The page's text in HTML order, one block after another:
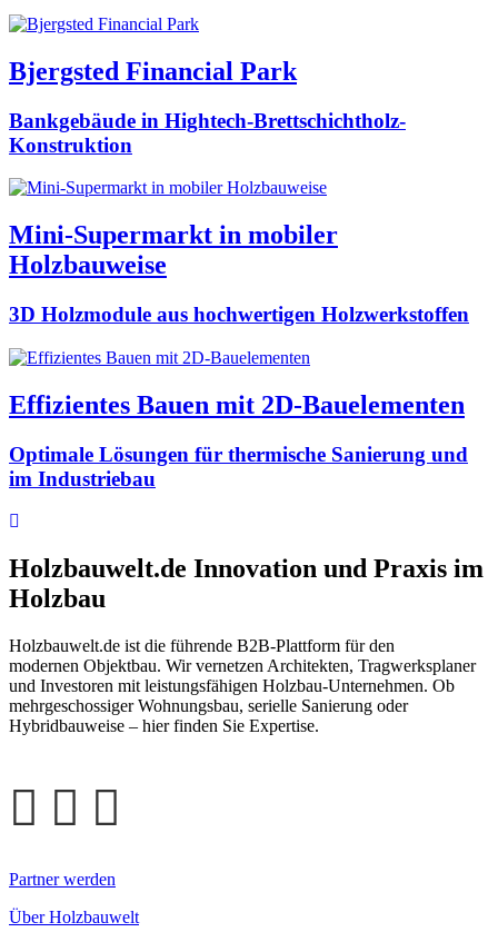
Bjergsted Financial Park
Bankgebäude in Hightech-Brettschichtholz-
Konstruktion
Mini-Supermarkt in mobiler
Holzbauweise
3D Holzmodule aus hochwertigen Holzwerkstoffen
Effizientes Bauen mit 2D-Bauelementen
Optimale Lösungen für thermische Sanierung und
im Industriebau
Holzbauwelt.de Innovation und Praxis im
Holzbau
Holzbauwelt.de ist die führende B2B-Plattform für den
modernen Objektbau. Wir vernetzen Architekten, Tragwerksplaner
und Investoren mit leistungsfähigen Holzbau-Unternehmen. Ob
mehrgeschossiger Wohnungsbau, serielle Sanierung oder
Hybridbauweise – hier finden Sie Expertise.
Partner werden
Über Holzbauwelt